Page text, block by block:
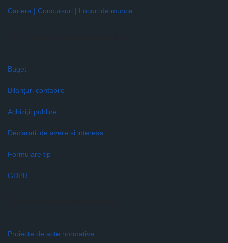
Cariera | Concursuri | Locuri de munca
Buget
Bilanţuri contabile
Achiziţii publice
Declaratii de avere si interese
Formulare tip
GDPR
Proiecte de acte normative